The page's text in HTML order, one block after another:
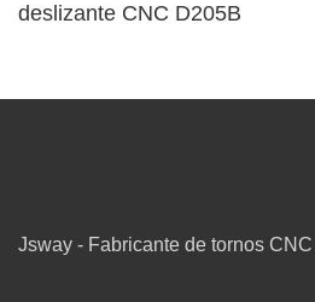
deslizante CNC D205B
Jsway - Fabricante de tornos CNC